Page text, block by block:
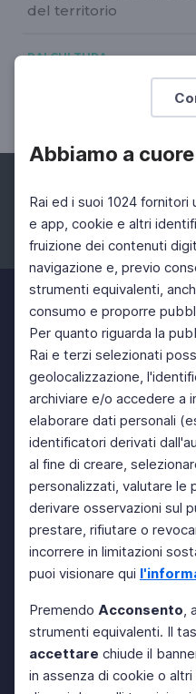
Abbiamo a
Rai ed i suoi 1024
e app, cookie e altri
fruizione dei contenuti
navigazione e, previo
strumenti equivalenti,
consumo e proporre
Per quanto riguarda la
Rai e terzi selezionati
geolocalizzazione,
archiviare e/o accedere a
elaborare dati personali
identificatori derivati
al fine di creare,
personalizzati, valutare le
derivare osservazioni sul
prestare, rifiutare o
incorrere in limitazioni
puoi visionare qui
Premendo Acconsento,
strumenti equivalenti. Il
accettare chiude il
in assenza di cookie o
del territorio
RAI CULTURA
Gianpaolo
L'attenzione al
Facebook